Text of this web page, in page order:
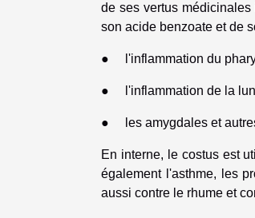
de ses vertus
son acide benzoate et de
● l'inflammation du
● l'inflammation de la
● les amygdales et
En interne, le costus est
également l'asthme, les
aussi contre le rhume et